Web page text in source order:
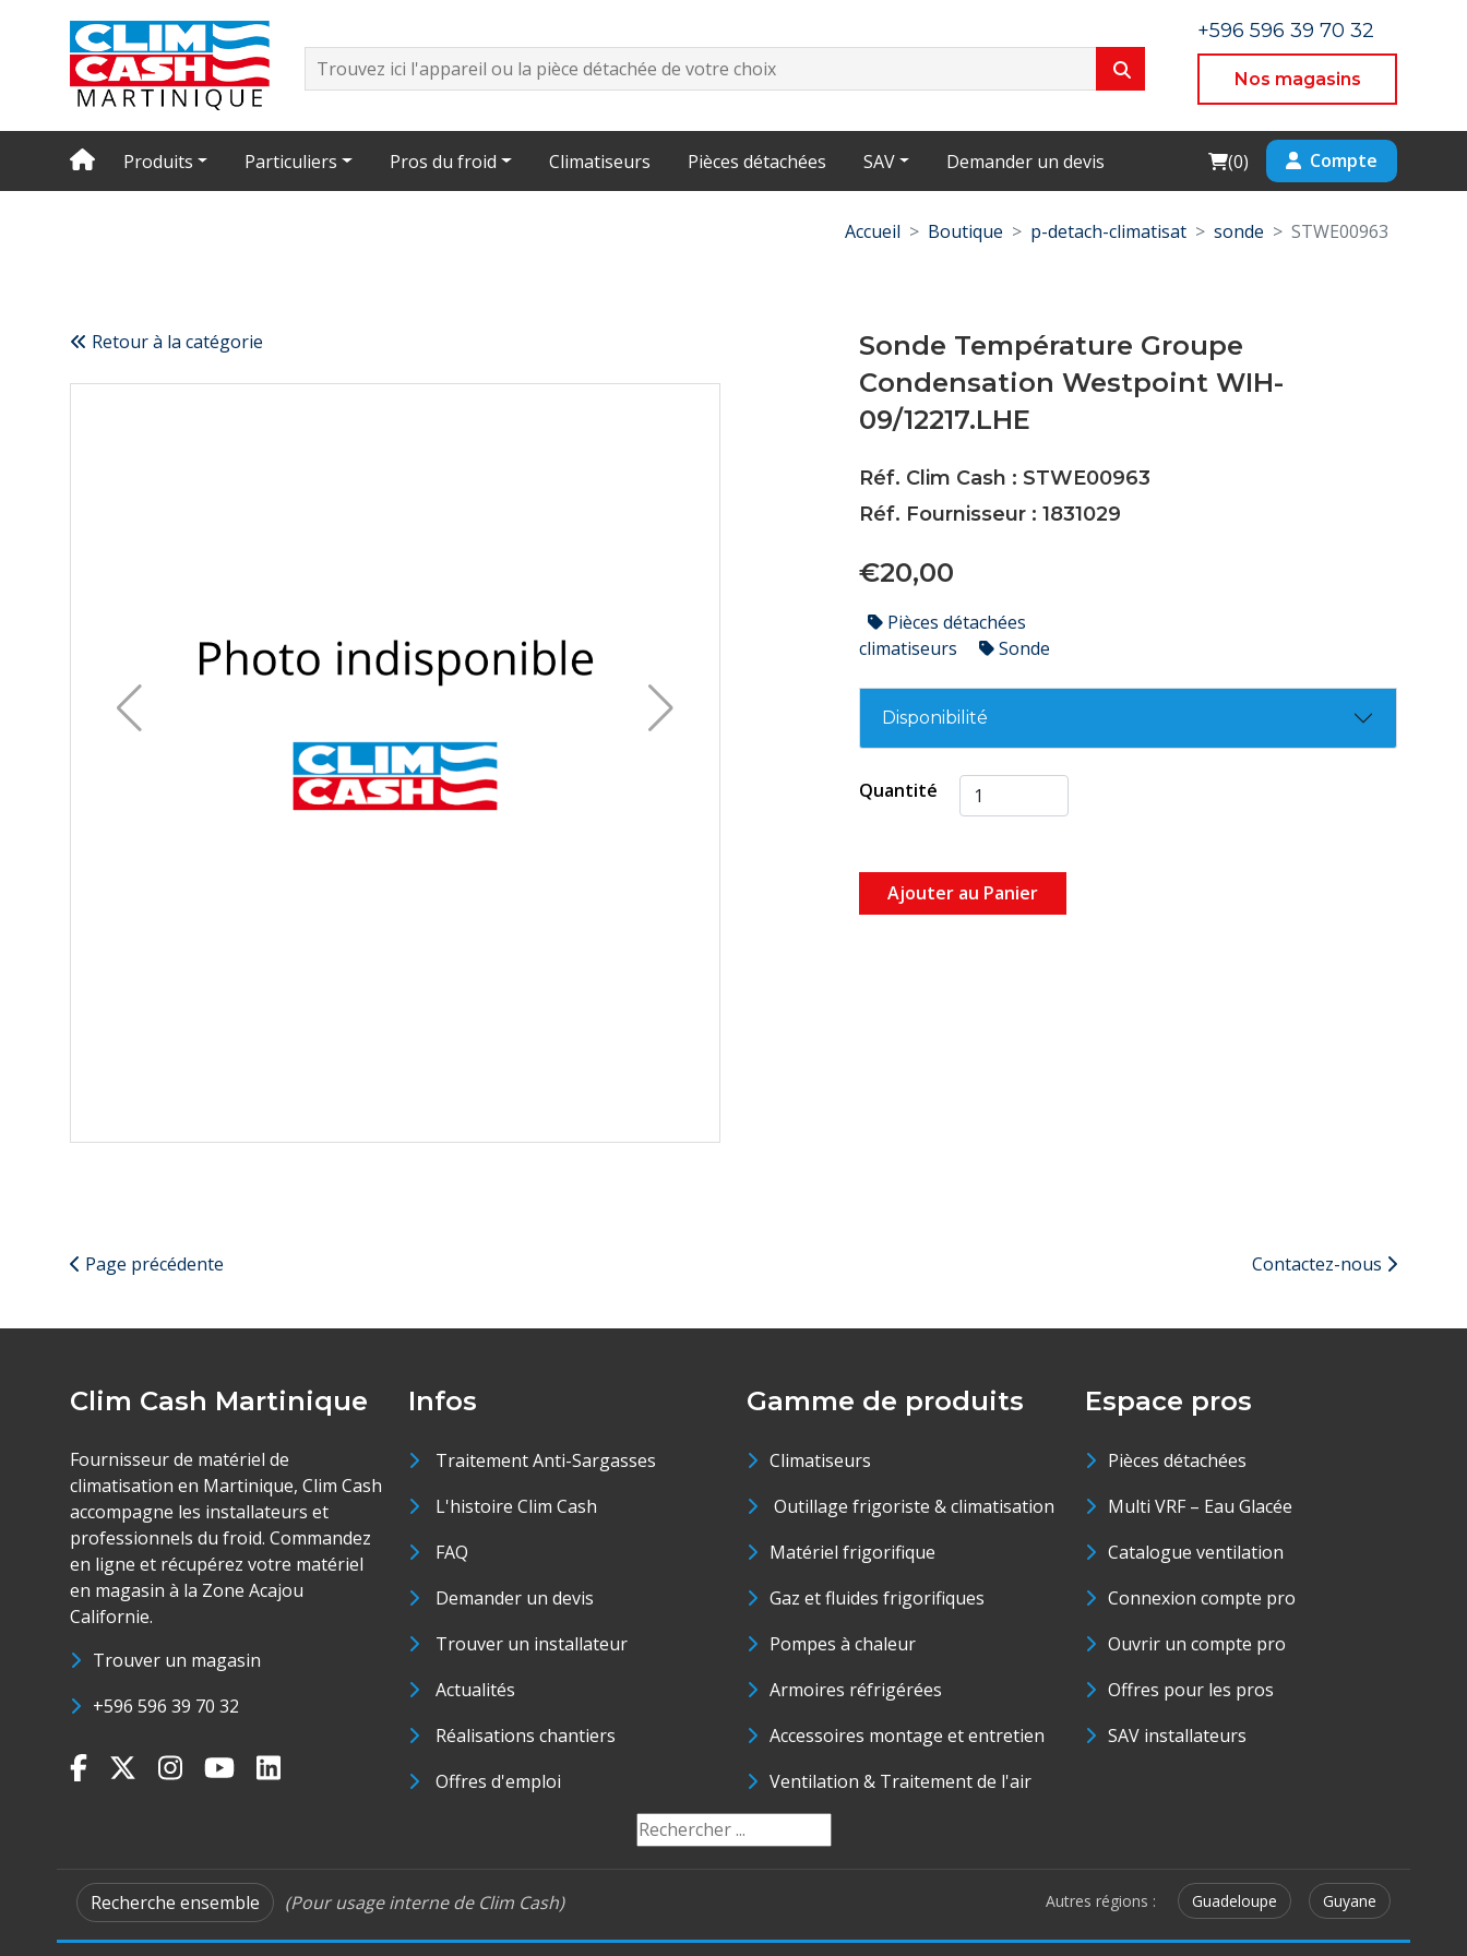
+596 596 39 70 32
Nos magasins
Produits Particuliers Pros du froid Climatiseurs Pièces détachées SAV Demander un devis Cart
(0) Compte
Accueil Boutique p-detach-climatisat sonde STWE00963
Retour à la catégorie
Sonde Température Groupe
Condensation Westpoint WIH-
09/12217.LHE
Réf. Clim Cash : STWE00963
Réf. Fournisseur : 1831029
€20,00
Pièces détachées
climatiseurs
Sonde
Disponibilité
Quantité
Ajouter au Panier
Page précédente Contactez-nous
Clim Cash Martinique
Fournisseur de matériel de
climatisation en Martinique, Clim Cash
accompagne les installateurs et
professionnels du froid. Commandez
en ligne et récupérez votre matériel
en magasin à la Zone Acajou
Californie.
Trouver un magasin
+596 596 39 70 32
Infos
Traitement Anti-Sargasses
L'histoire Clim Cash
FAQ
Demander un devis
Trouver un installateur
Actualités
Réalisations chantiers
Offres d'emploi
Gamme de produits
Climatiseurs
Outillage frigoriste & climatisation
Matériel frigorifique
Gaz et fluides frigorifiques
Pompes à chaleur
Armoires réfrigérées
Accessoires montage et entretien
Ventilation & Traitement de l'air
Espace pros
Pièces détachées
Multi VRF – Eau Glacée
Catalogue ventilation
Connexion compte pro
Ouvrir un compte pro
Offres pour les pros
SAV installateurs
Recherche ensemble (Pour usage interne de Clim Cash) Autres régions : Guadeloupe Guyane